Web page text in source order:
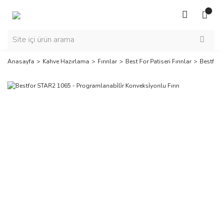
Anasayfa Kahve Hazırlama Fırınlar Best For Patiseri Fırınlar Bestfor